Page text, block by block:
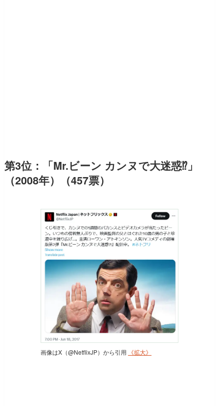
第3位：「Mr.ビーン カンヌで大迷惑⁉」
（2008年）（457票）
画像はX（@NetflixJP）から引用 《拡大》